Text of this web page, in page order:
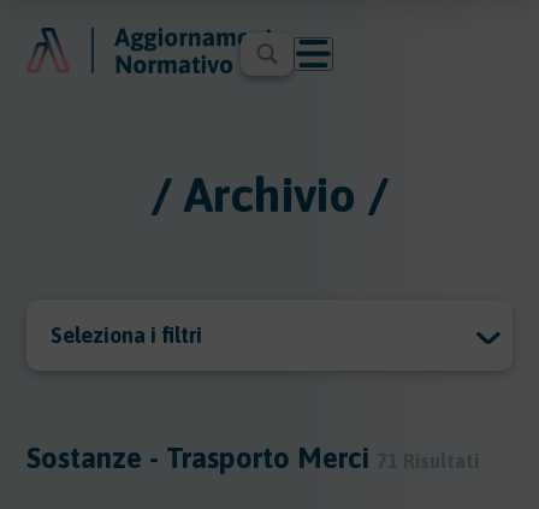
/ Archivio /
Seleziona i filtri
Sostanze - Trasporto Merci 71 Risultati